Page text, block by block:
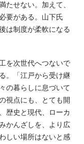
たせない。加えて、
要がある。山下氏
は制度が柔軟になる
を次世代へつないで
。「江戸から受け継
の暮らしに息づいて
視点にも、とても開
歴史と現代、ローカ
かんざしを、より広
しい場所はないと感